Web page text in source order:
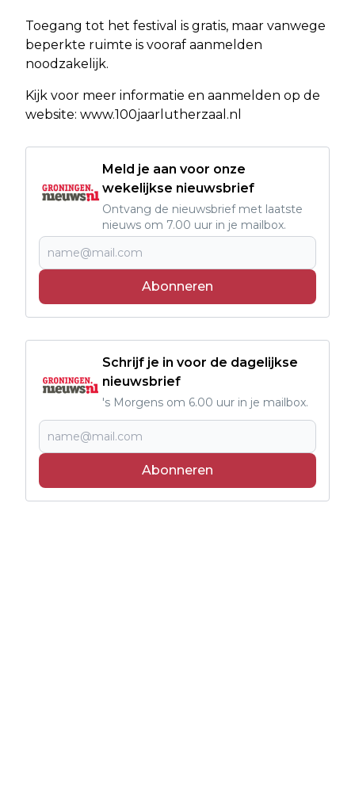
Toegang tot het festival is gratis, maar vanwege
beperkte ruimte is vooraf aanmelden
noodzakelijk.
Kijk voor meer informatie en aanmelden op de
website: www.100jaarlutherzaal.nl
Meld je aan voor onze
wekelijkse nieuwsbrief
Ontvang de nieuwsbrief met laatste
nieuws om 7.00 uur in je mailbox.
Abonneren
Schrijf je in voor de dagelijkse
nieuwsbrief
's Morgens om 6.00 uur in je mailbox.
Abonneren